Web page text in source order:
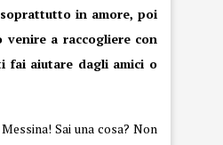
in amore, poi
a raccogliere con
fai aiutare dagli amici o
Sai una cosa? Non